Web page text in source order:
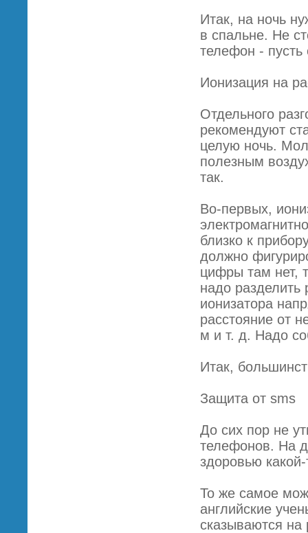
Итак, на ночь
в спальне. Не
телефон -
Ионизация на
Отдельного
рекомендуют
целую ночь.
полезным
так.
Во-первых,
близко к
должно
цифры там нет,
надо разделить
ионизатора
расстояние от
м и т. д. Надо
Итак,
Защита от sms
До сих пор не
телефонов. На
здоровью
То же самое
английские
сказываются на